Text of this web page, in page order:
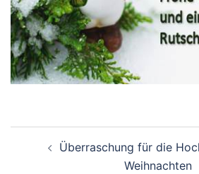
Beitragsnavigation
Überraschung für die
Weihnachten